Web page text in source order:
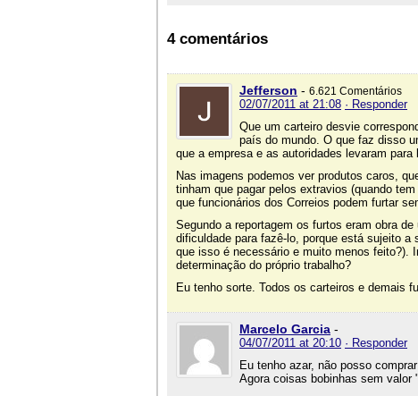
4 comentários
Jefferson - 6.621 Comentários
02/07/2011 at 21:08 · Responder
Que um carteiro desvie
país do mundo. O que faz disso
que a empresa e as autoridades levaram para
Nas imagens podemos ver produtos caros,
tinham que pagar pelos extravios (quando
que funcionários dos Correios podem furtar
Segundo a reportagem os furtos eram obra
dificuldade para fazê-lo, porque está sujeito a
que isso é necessário e muito menos feito?).
determinação do próprio trabalho?
Eu tenho sorte. Todos os carteiros e demais
Marcelo Garcia -
04/07/2011 at 20:10 · Responder
Eu tenho azar, não posso
Agora coisas bobinhas sem valor